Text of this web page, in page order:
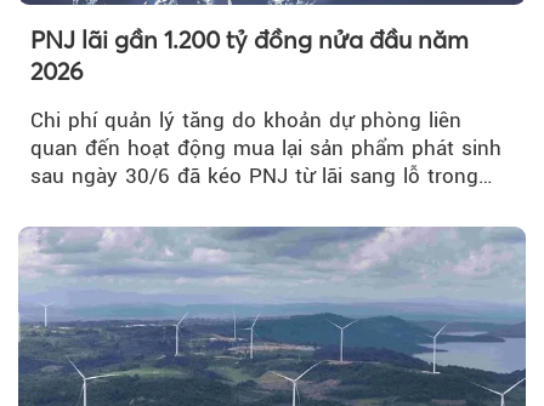
PNJ lãi gần 1.200 tỷ đồng nửa đầu năm
2026
Chi phí quản lý tăng do khoản dự phòng liên
quan đến hoạt động mua lại sản phẩm phát sinh
sau ngày 30/6 đã kéo PNJ từ lãi sang lỗ trong